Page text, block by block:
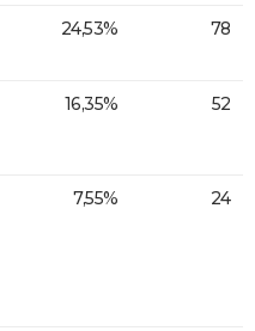
24,53% 78
16,35% 52
7,55% 24